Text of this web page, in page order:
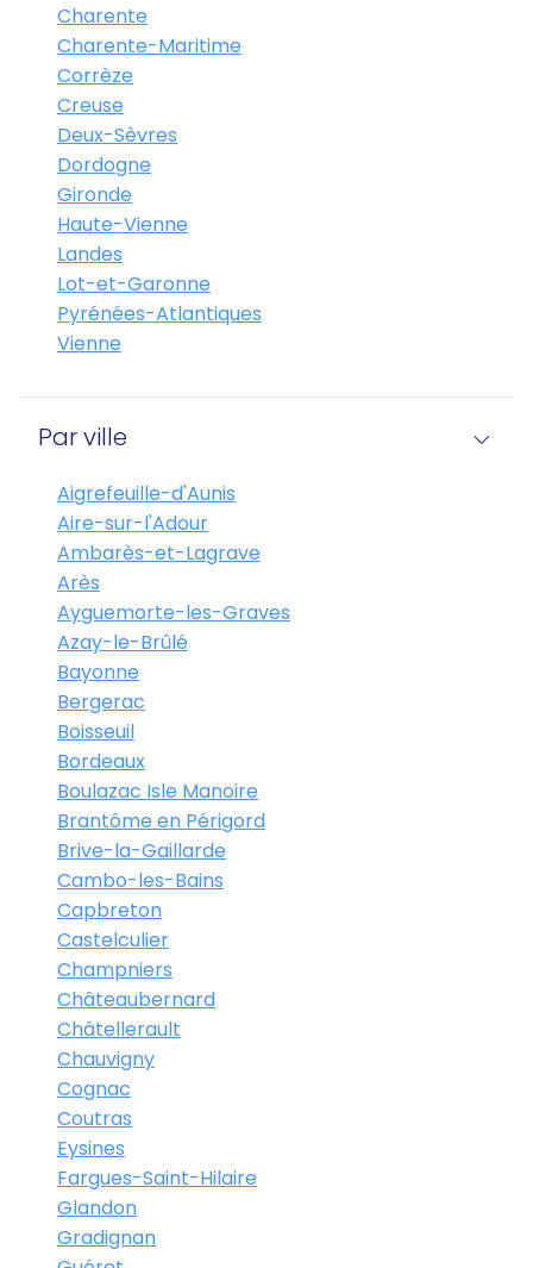
Charente
Charente-Maritime
Corrèze
Creuse
Deux-Sèvres
Dordogne
Gironde
Haute-Vienne
Landes
Lot-et-Garonne
Pyrénées-Atlantiques
Vienne
Par ville
Aigrefeuille-d'Aunis
Aire-sur-l'Adour
Ambarès-et-Lagrave
Arès
Ayguemorte-les-Graves
Azay-le-Brûlé
Bayonne
Bergerac
Boisseuil
Bordeaux
Boulazac Isle Manoire
Brantôme en Périgord
Brive-la-Gaillarde
Cambo-les-Bains
Capbreton
Castelculier
Champniers
Châteaubernard
Châtellerault
Chauvigny
Cognac
Coutras
Eysines
Fargues-Saint-Hilaire
Glandon
Gradignan